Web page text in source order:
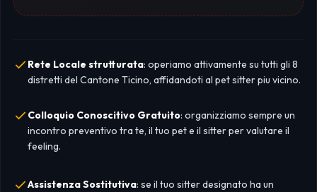
Rete Locale strutturata: operiamo attivamente su tutti gli 8
distretti del Cantone Ticino, affidandoti al pet sitter piu vicino.
Colloquio Conoscitivo Gratuito: organizziamo sempre un
incontro preventivo tra te, il tuo pet e il sitter per valutare il
feeling.
Assistenza Sostitutiva: se il tuo sitter designato ha un